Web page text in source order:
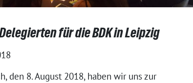
für die BDK in Leipzig
den 8. August 2018, haben wir uns zur